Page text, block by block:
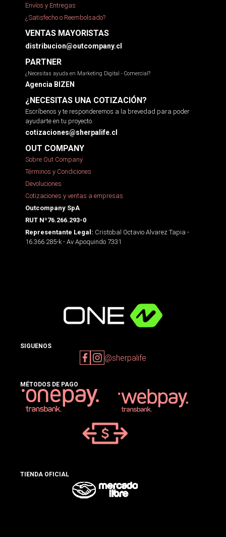
Envíos y Entregas
¿Satisfecho o Reembolsado?
VENTAS MAYORISTAS
distribucion@outcompany.cl
PARTNER
¿Necesitas ayuda en Marketing Digital - Comercial?
Agencia BIZEN
¿NECESITAS UNA COTIZACIÓN?
Escríbenos y te responderemos a la brevedad para poder
ayudarte en tu proyecto.
cotizaciones@sherpalife.cl
OUT COMPANY
Sobre Out Company
Términos y Condiciones
Devoluciones
Cotizaciones y ventas a empresas
Outcompany SpA
RUT Nº76.266.293-0
Representante Legal: Cristobal Octavio Alvarez Tapia -
16.366.285-k - Av Apoquindo 7331
SIGUENOS
@sherpalife
MÉTODOS DE PAGO
TIENDA OFICIAL